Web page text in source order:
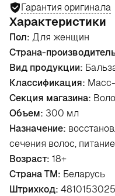
Гарантия оригинала
Характеристики
Пол: Для женщин
Страна-
Вид продукции:
Классификация:
Секция магазина:
Объем: 300 мл
Назначение:
сечения волос,
Возраст: 18+
Страна ТМ: Беларусь
Штрихкод: